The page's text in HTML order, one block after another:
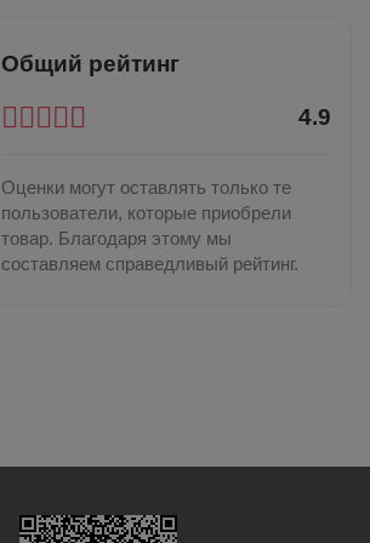
Общий рейтинг
4.9
Оценки могут оставлять только те
пользователи, которые приобрели
товар. Благодаря этому мы
составляем справедливый рейтинг.